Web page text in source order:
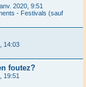
2020, 9:51
- Festivals (sauf
14:03
foutez?
19:51